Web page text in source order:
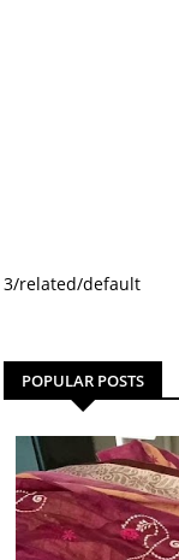
3/related/default
POPULAR POSTS